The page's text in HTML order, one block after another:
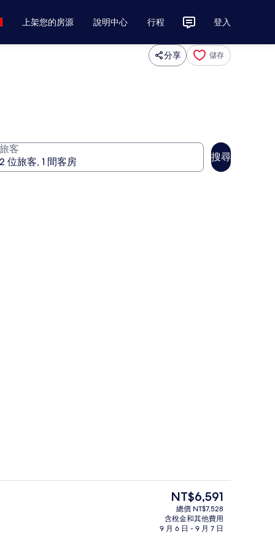
上架您的房源 說明中心 行程 登入
分享 儲存
旅客
搜尋
住宿正面
目
前
的
價
NT$6,591
總價 NT$7,528
含稅金和其他費用
9 月 6 日 - 9 月 7 日